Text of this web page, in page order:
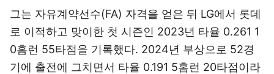
그는 자유계약선수(FA) 자격을 얻은 뒤 LG에서 롯데
로 이적하고 맞이한 첫 시즌인 2023년 타율 0.261 1
0홈런 55타점을 기록했다. 2024년 부상으로 52경
기에 출전에 그치면서 타율 0.191 5홈런 20타점이라